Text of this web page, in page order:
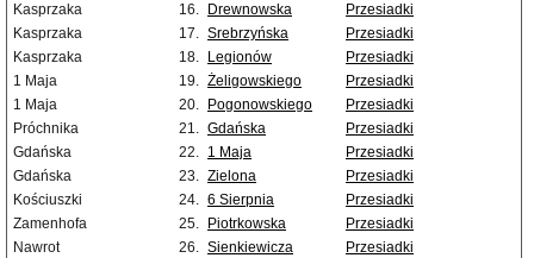
Kasprzaka
16. Drewnowska
Przesiadki
Kasprzaka
17. Srebrzyńska
Przesiadki
Kasprzaka
18. Legionów
Przesiadki
1 Maja
19. Żeligowskiego
Przesiadki
1 Maja
20. Pogonowskiego
Przesiadki
Próchnika
21. Gdańska
Przesiadki
Gdańska
22. 1 Maja
Przesiadki
Gdańska
23. Zielona
Przesiadki
Kościuszki
24. 6 Sierpnia
Przesiadki
Zamenhofa
25. Piotrkowska
Przesiadki
Nawrot
26. Sienkiewicza
Przesiadki